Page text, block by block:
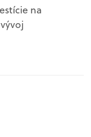
na